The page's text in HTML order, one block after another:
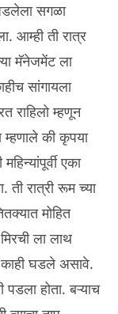
सगळा
आम्ही ती रात्र
मॅनेजमेंट ला
सांगायला
राहिलो म्हणून
म्हणाले की कृपया
एका
ती रात्री रूम च्या
मोहित
ला लाथ
घडले असावे.
होता. बऱ्याच